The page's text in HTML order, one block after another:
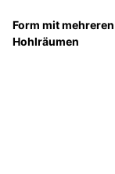
Form mit mehreren
Hohlräumen